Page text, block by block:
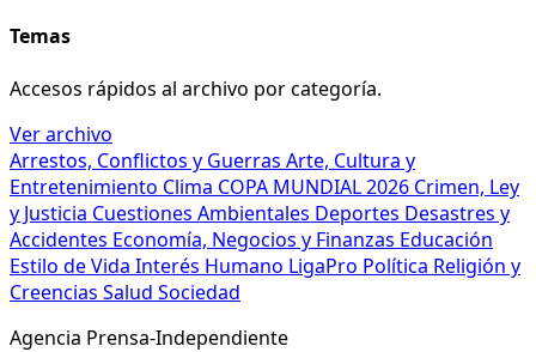
Temas
Accesos rápidos al archivo por categoría.
Ver archivo
Arrestos, Conflictos y Guerras Arte, Cultura y
Entretenimiento Clima COPA MUNDIAL 2026 Crimen, Ley
y Justicia Cuestiones Ambientales Deportes Desastres y
Accidentes Economía, Negocios y Finanzas Educación
Estilo de Vida Interés Humano LigaPro Política Religión y
Creencias Salud Sociedad
Agencia Prensa-Independiente